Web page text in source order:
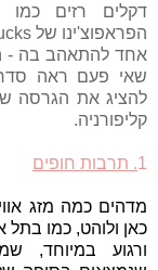
דקלים רזים
אחד להתאהב בה -
שאי פעם ראה
קליפורניה.
1. תרבות חופים
מדהים כמה מזג
כאן ולוהט, כמו בתל
ורגוע במיוחד,